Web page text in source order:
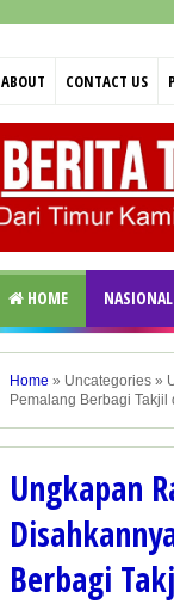
ABOUT CONTACT US
HOME NASIONAL
Home » Uncategories »
Pemalang Berbagi
Ungkapan
Berbagi